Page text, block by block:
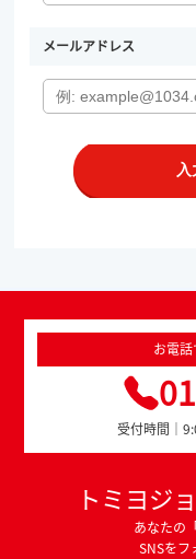
メールアドレス
お電
受付時間｜
トミヨジ
あなたの
SNSをフ